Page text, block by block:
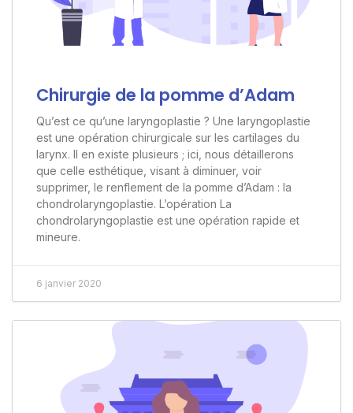
Chirurgie de la pomme d’Adam
Qu’est ce qu’une laryngoplastie ? Une laryngoplastie
est une opération chirurgicale sur les cartilages du
larynx. Il en existe plusieurs ; ici, nous détaillerons
que celle esthétique, visant à diminuer, voir
supprimer, le renflement de la pomme d’Adam : la
chondrolaryngoplastie. L’opération La
chondrolaryngoplastie est une opération rapide et
mineure.
6 janvier 2020